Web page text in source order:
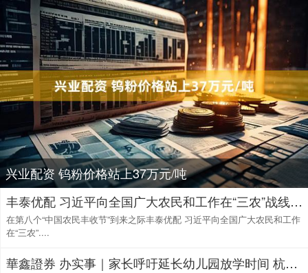
兴业配资 钨粉价格站上37万元/吨
丰泰优配 习近平向全国广大农民和工作在“三农”战线上的同志们致以节日祝贺和诚挚问候
在第八个“中国农民丰收节”到来之际丰泰优配 习近平向全国广大农民和工作
在“三农”....
華鑫證券 办实事｜家长呼吁延长幼儿园放学时间 杭州萧山开设“学后困难班”